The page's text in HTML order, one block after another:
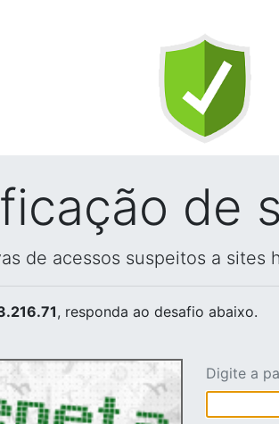
de
de acessos suspeitos a sites
, responda ao desafio abaixo.
Digite a